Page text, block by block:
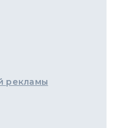
рекламы